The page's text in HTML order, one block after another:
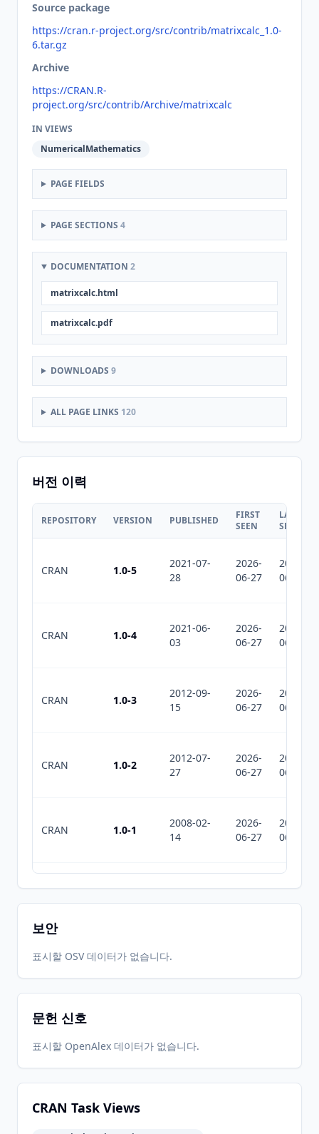
Source package
https://cran.r-project.org/src/contrib/matrixcalc_1.0-
6.tar.gz
Archive
https://CRAN.R-
project.org/src/contrib/Archive/matrixcalc
IN VIEWS
NumericalMathematics
PAGE FIELDS
PAGE SECTIONS 4
DOCUMENTATION 2
matrixcalc.html
matrixcalc.pdf
DOWNLOADS 9
ALL PAGE LINKS 120
버전 이력
REPOSITORY VERSION PUBLISHED
FIRST
SEEN
LAST
SEEN
CRAN 1.0-5
2021-07-
28
2026-
06-27
2026-
06-27
CRAN 1.0-4
2021-06-
03
2026-
06-27
2026-
06-27
CRAN 1.0-3
2012-09-
15
2026-
06-27
2026-
06-27
CRAN 1.0-2
2012-07-
27
2026-
06-27
2026-
06-27
CRAN 1.0-1
2008-02-
14
2026-
06-27
2026-
06-27
2007-11-
03
2026-
06-27
2026-
06-27
CRAN 1.0-6
보안
표시할 OSV 데이터가 없습니다.
문헌 신호
표시할 OpenAlex 데이터가 없습니다.
CRAN Task Views